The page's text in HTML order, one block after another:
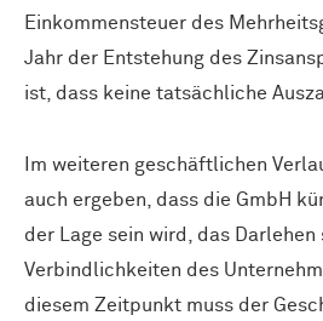
Einkommensteuer des
Jahr der Entstehung des
ist, dass keine tatsächliche
Im weiteren geschäftlichen
auch ergeben, dass die GmbH
der Lage sein wird, das Darlehen
Verbindlichkeiten des
diesem Zeitpunkt muss der